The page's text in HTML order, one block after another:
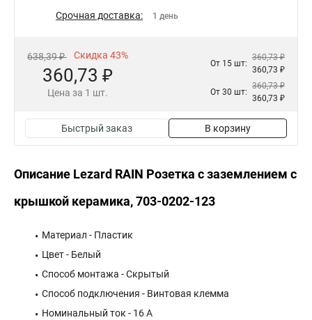
Срочная доставка: 1 день
638,39 ₽ Скидка 43%
360,73 ₽
Цена за 1 шт.
От 15 шт:
360,73 ₽
360,73 ₽
От 30 шт:
360,73 ₽
360,73 ₽
Быстрый заказ В корзину
Описание Lezard RAIN Розетка с заземлением с
крышкой керамика, 703-0202-123
Материал - Пластик
Цвет - Белый
Способ монтажа - Скрытый
Способ подключения - Винтовая клемма
Номинальный ток - 16 А